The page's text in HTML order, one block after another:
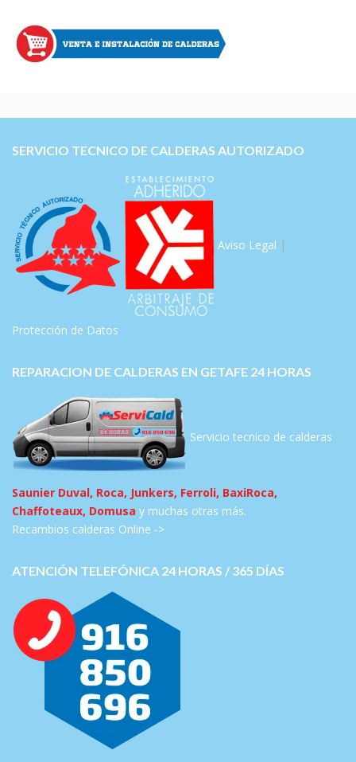
SERVICIO TECNICO DE CALDERAS AUTORIZADO
Aviso Legal |
Protección de Datos
REPARACION DE CALDERAS EN GETAFE 24 HORAS
Servicio tecnico de calderas
Saunier Duval, Roca, Junkers, Ferroli, BaxiRoca,
Chaffoteaux, Domusa y muchas otras más.
Recambios calderas Online ->
ATENCIÓN TELEFÓNICA 24 HORAS / 365 DÍAS